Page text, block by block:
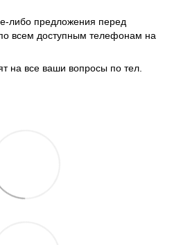
либо предложения перед
всем доступным телефонам на
на все ваши вопросы по тел.